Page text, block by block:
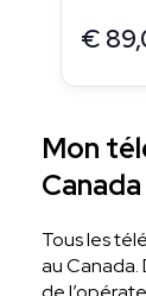
€
Mon
Canada
Tous les
au Canada.